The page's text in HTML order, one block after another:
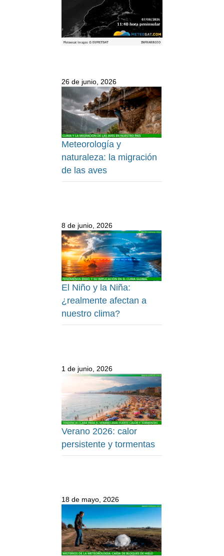
26 de junio, 2026
Meteorología y
naturaleza: la migración
de las aves
8 de junio, 2026
El Niño y la Niña:
¿realmente afectan a
nuestro clima?
1 de junio, 2026
Verano 2026: calor
persistente y tormentas
18 de mayo, 2026